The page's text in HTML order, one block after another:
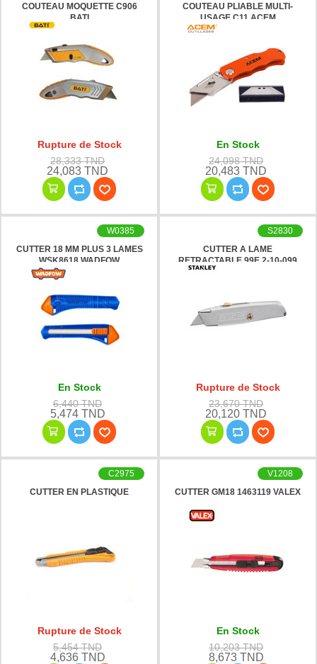
COUTEAU MOQUETTE C906
BATI
Rupture de Stock
28,333 TND
24,083 TND
COUTEAU PLIABLE MULTI-
USAGE C11 ACEM
En Stock
24,098 TND
20,483 TND
CUTTER 18 MM PLUS 3 LAMES
WSK8618 WADFOW
W0385
En Stock
6,440 TND
5,474 TND
CUTTER A LAME
RETRACTABLE 99E 2-10-099
S2830
Rupture de Stock
23,670 TND
20,120 TND
CUTTER EN PLASTIQUE
C2975
Rupture de Stock
5,454 TND
4,636 TND
CUTTER GM18 1463119 VALEX
V1208
En Stock
10,203 TND
8,673 TND